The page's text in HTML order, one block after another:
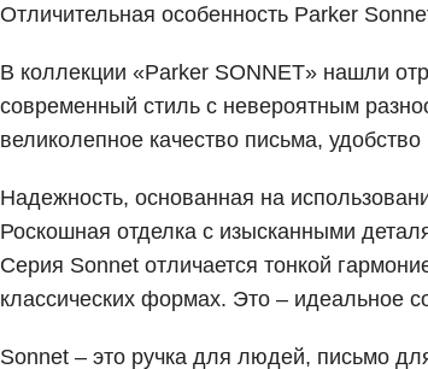
Отличительная особенность Parker
В коллекции «Parker SONNET» нашли
современный стиль с невероятным
великолепное качество письма,
Надежность, основанная на
Роскошная отделка с изысканными
Серия Sonnet отличается тонкой
классических формах. Это – идеальное
Sonnet – это ручка для людей, письмо